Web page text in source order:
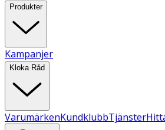
Produkter
Kampanjer
Kloka Råd
VarumärkenKundklubbTjänster